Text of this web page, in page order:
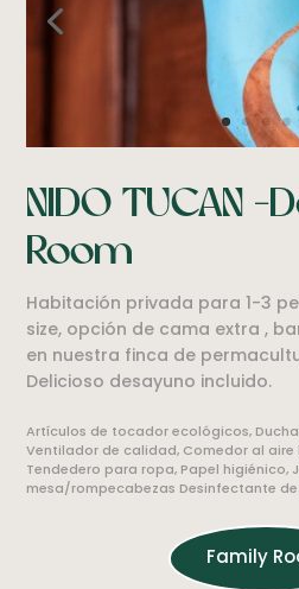
NIDO TUCAN -
Room
Habitación privada para 1-3
size, opción de cama extra ,
en nuestra finca de
Delicioso desayuno incluido.
Artículos de tocador ecológicos,
Ventilador de calidad, Comedor al aire
Tendedero para ropa, Papel higiénico,
mesa/rompecabezas Desinfectante
Family